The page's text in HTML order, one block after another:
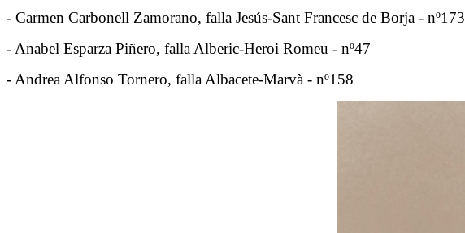
- Carmen Carbonell Zamorano, falla Jesús-Sant Francesc de Borja - nº173
- Anabel Esparza Piñero, falla Alberic-Heroi Romeu - nº47
- Andrea Alfonso Tornero, falla Albacete-Marvà - nº158